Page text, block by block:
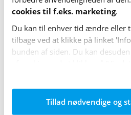
cookies til f.eks. marketing.
Du kan til enhver tid ændre eller
tilbage ved at klikke på linket
bunden af siden. Du kan
Tillad nødvendige og
Hvordan fungerer
Savner du noget i